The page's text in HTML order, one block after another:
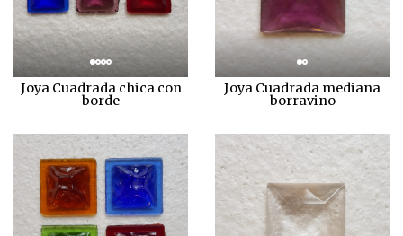
Joya Cuadrada chica con
borde
Joya Cuadrada mediana
borravino